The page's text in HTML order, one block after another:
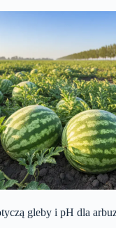
gleby i pH dla